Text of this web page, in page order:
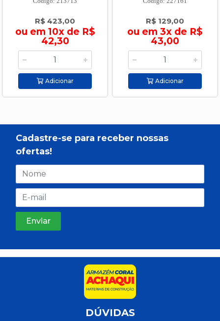
R$ 423,00
ou em 10x de R$
42,30
Adicionar
R$ 129,00
ou em 3x de R$
43,00
Adicionar
Cadastre-se para receber nossas
ofertas!
DÚVIDAS